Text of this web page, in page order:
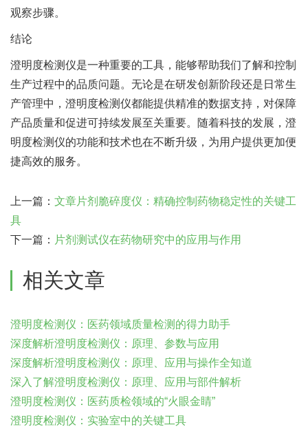
观察步骤。
结论
澄明度检测仪是一种重要的工具，能够帮助我们了解和控制
生产过程中的品质问题。无论是在研发创新阶段还是日常生
产管理中，澄明度检测仪都能提供精准的数据支持，对保障
产品质量和促进可持续发展至关重要。随着科技的发展，澄
明度检测仪的功能和技术也在不断升级，为用户提供更加便
捷高效的服务。
上一篇： 文章片剂脆碎度仪：精确控制药物稳定性的关键工
具
下一篇： 片剂测试仪在药物研究中的应用与作用
相关文章
澄明度检测仪：医药领域质量检测的得力助手
深度解析澄明度检测仪：原理、参数与应用
深度解析澄明度检测仪：原理、应用与操作全知道
深入了解澄明度检测仪：原理、应用与部件解析
澄明度检测仪：医药质检领域的“火眼金睛”
澄明度检测仪：实验室中的关键工具